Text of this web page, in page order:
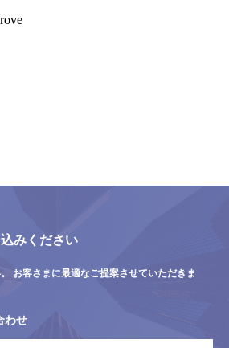
みください
お客さまに最適なご提案させていただきま
わせ